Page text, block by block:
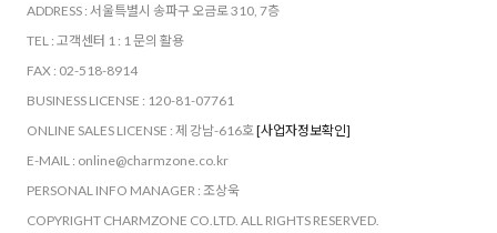
ADDRESS : 서울특별시 송파구 오금로 310, 7층
TEL : 고객센터 1 : 1 문의 활용
FAX : 02-518-8914
BUSINESS LICENSE : 120-81-07761
ONLINE SALES LICENSE : 제 강남-616호[사업자정보확인]
E-MAIL : online@charmzone.co.kr
PERSONAL INFO MANAGER : 조상욱
COPYRIGHT CHARMZONE CO.LTD. ALL RIGHTS RESERVED.